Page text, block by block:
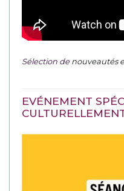
Sélection denouveautés
EVÉNEMENT